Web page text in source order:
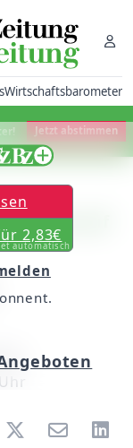
Wirtschaftsbarometer
Jetzt abstimmen
auf
2,83€
automatisch